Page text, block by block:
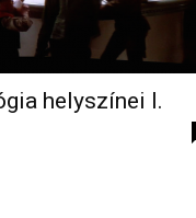
helyszínei I.